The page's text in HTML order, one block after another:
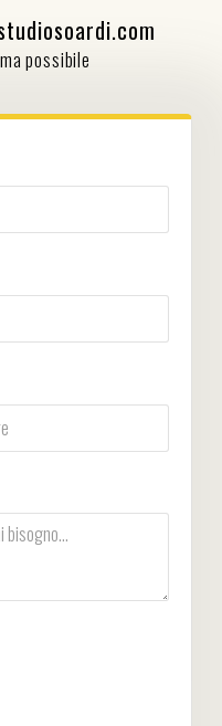
possibile